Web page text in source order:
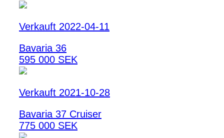
Verkauft 2022-04-11
Bavaria 36
595 000 SEK
Verkauft 2021-10-28
Bavaria 37 Cruiser
775 000 SEK